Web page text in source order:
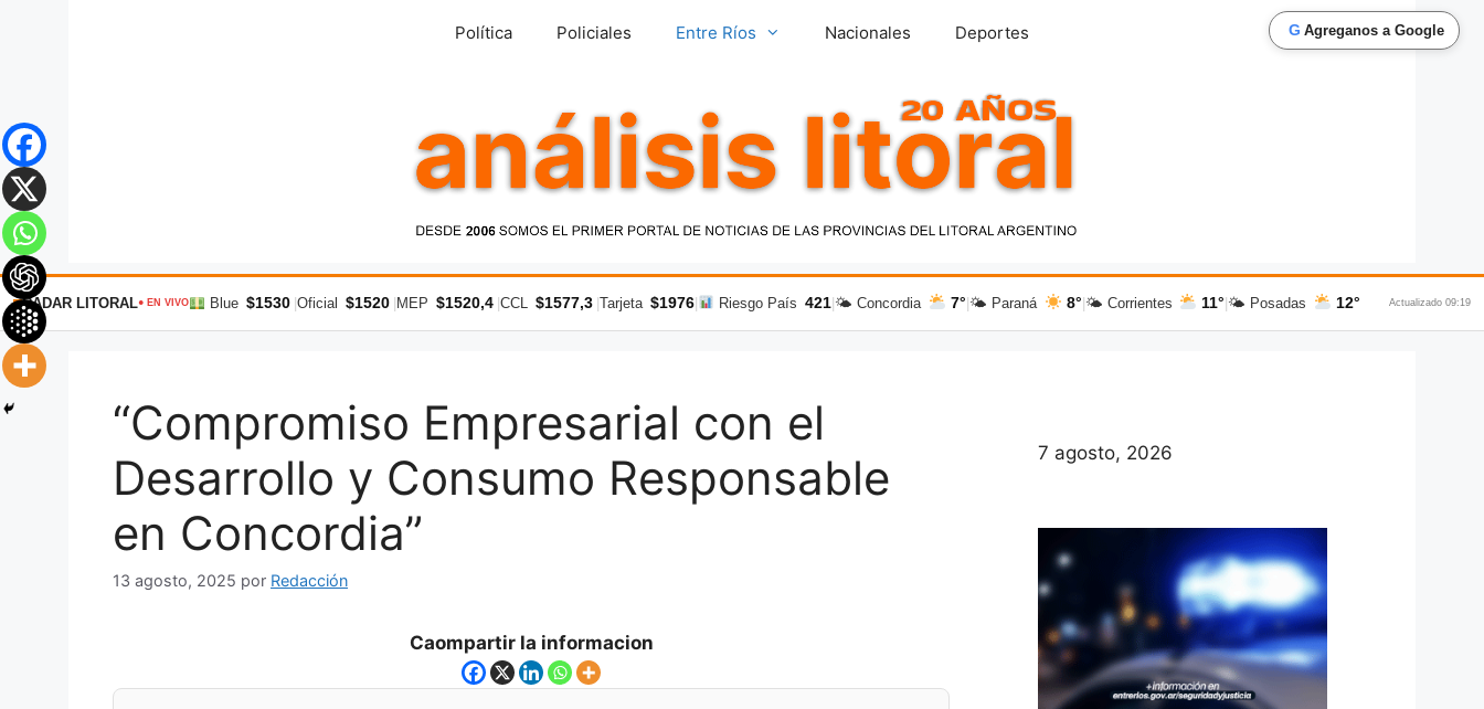
G Agreganos a Google
Política Policiales Entre Ríos Nacionales Deportes
RADAR LITORAL● EN VIVO Blue $1530 Oficial $1520 MEP $1520,4 CCL $1577,3 Tarjeta $1976| Riesgo País 421| 🌤 Concordia 7° 🌤 Paraná 8° 🌤 Corrientes 11° 🌤 Posadas 12° Actualizado 09:19
“Compromiso Empresarial con el
Desarrollo y Consumo Responsable
en Concordia”
13 agosto, 2025 por Redacción
Caompartir la informacion
7 agosto, 2026